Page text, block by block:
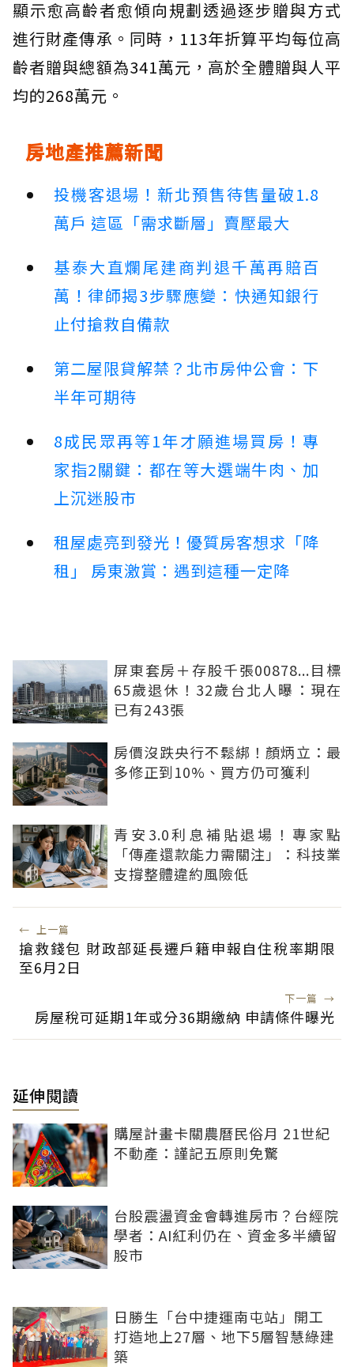
顯示愈高齡者愈傾向規劃透過逐步贈與方式
進行財產傳承。同時，113年折算平均每位高
齡者贈與總額為341萬元，高於全體贈與人平
均的268萬元。
房地產推薦新聞
投機客退場！新北預售待售量破1.8
萬戶 這區「需求斷層」賣壓最大
基泰大直爛尾建商判退千萬再賠百
萬！律師揭3步驟應變：快通知銀行
止付搶救自備款
第二屋限貸解禁？北市房仲公會：下
半年可期待
8成民眾再等1年才願進場買房！專
家指2關鍵：都在等大選端牛肉、加
上沉迷股市
租屋處亮到發光！優質房客想求「降
租」 房東激賞：遇到這種一定降
屏東套房＋存股千張00878...目標
65歲退休！32歲台北人曝：現在
已有243張
房價沒跌央行不鬆綁！顏炳立：最
多修正到10%、買方仍可獲利
青安3.0利息補貼退場！專家點
「傳產還款能力需關注」：科技業
支撐整體違約風險低
← 上一篇
搶救錢包 財政部延長遷戶籍申報自住稅率期限
至6月2日
下一篇 →
房屋稅可延期1年或分36期繳納 申請條件曝光
延伸閱讀
購屋計畫卡關農曆民俗月 21世紀
不動產：謹記五原則免驚
台股震盪資金會轉進房市？台經院
學者：AI紅利仍在、資金多半續留
股市
日勝生「台中捷運南屯站」開工
打造地上27層、地下5層智慧綠建
築